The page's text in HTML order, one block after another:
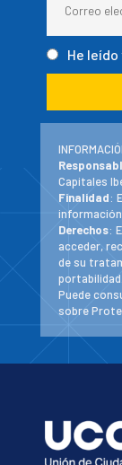
He
Capitales
Finalidad:
información
Derechos:
acceder,
de su
portabilidad.
Puede
sobre